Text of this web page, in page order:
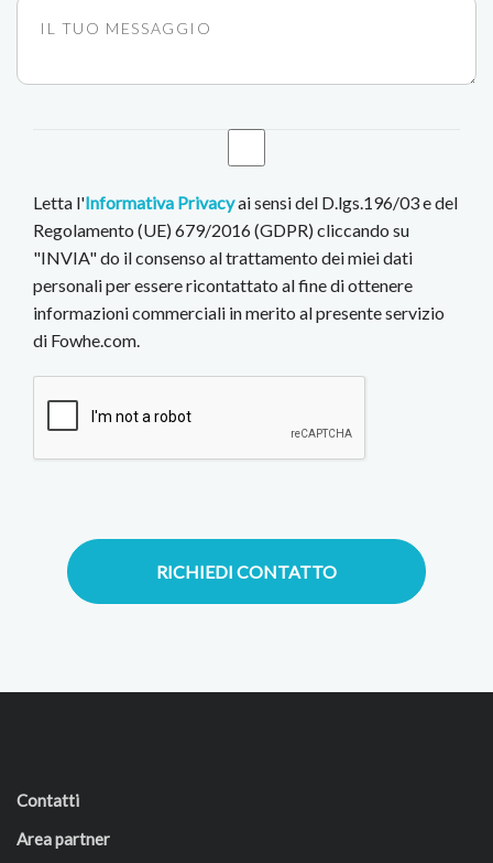
Letta l'Informativa Privacyai sensi del D.lgs.196/03 e del
Regolamento (UE) 679/2016 (GDPR) cliccando su
"INVIA" do il consenso al trattamento dei miei dati
personali per essere ricontattato al fine di ottenere
informazioni commerciali in merito al presente servizio
di Fowhe.com.
RICHIEDI CONTATTO
Contatti
Area partner